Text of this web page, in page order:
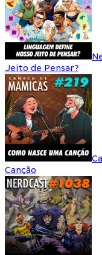
Jeito de Pensar?
Canção